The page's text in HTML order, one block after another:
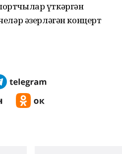
үткәргән
әзерләгән концерт